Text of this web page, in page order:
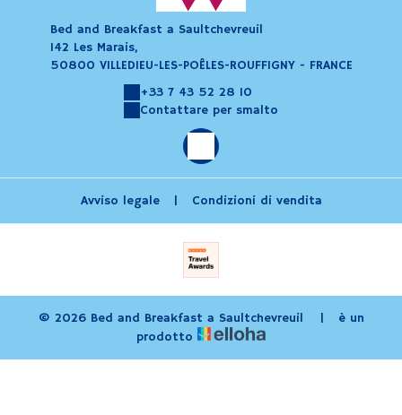
Bed and Breakfast a Saultchevreuil
142 Les Marais,
50800 VILLEDIEU-LES-POÊLES-ROUFFIGNY - FRANCE
+33 7 43 52 28 10
Contattare per smalto
Avviso legale | Condizioni di vendita
© 2026 Bed and Breakfast a Saultchevreuil |
è un
prodotto